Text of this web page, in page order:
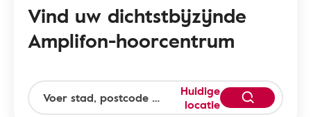
Vind uw dichtstbijzijnde
Amplifon-hoorcentrum
Huidige
locatie